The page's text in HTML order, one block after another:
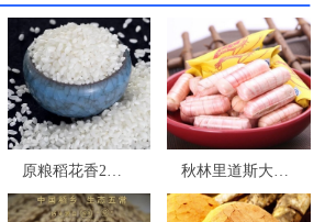
原粮稻花香2号 五常大米礼盒装批发团购 东北特产 秋林里道斯大虾糖400克蝦糖 秋林大虾酥糖 龙江特产 哈尔滨实体发货